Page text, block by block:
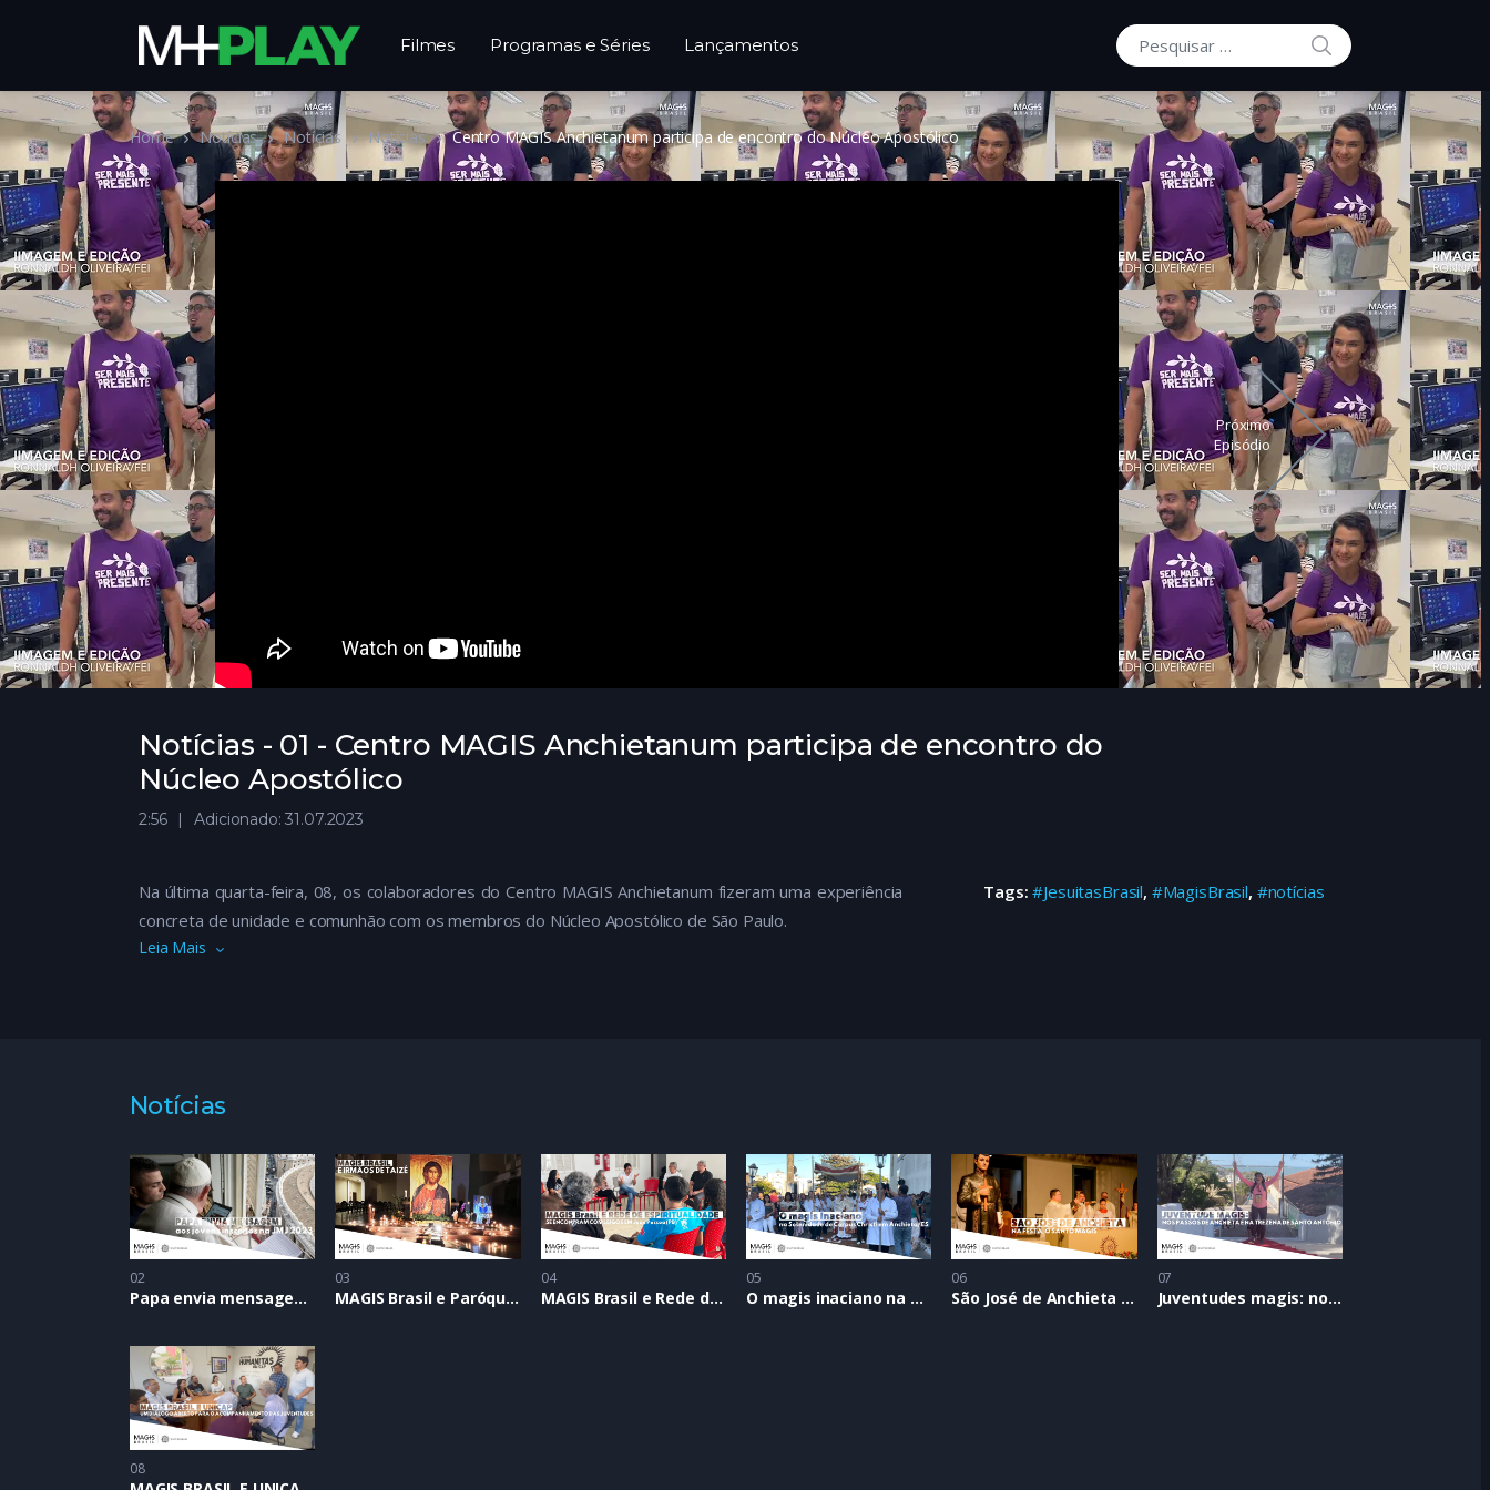
Filmes Programas e Séries Lançamentos
Procurar por:
PESQUISAR
Home Notícias Notícias Notícias Centro MAGIS Anchietanum participa de encontro do Núcleo Apostólico
Próximo
Episódio
Notícias - 01 - Centro MAGIS Anchietanum participa de encontro do
Núcleo Apostólico
2:56 Adicionado: 31.07.2023
Na última quarta-feira, 08, os colaboradores do Centro MAGIS Anchietanum fizeram uma experiência
concreta de unidade e comunhão com os membros do Núcleo Apostólico de São Paulo.
Leia Mais
Tags:#JesuitasBrasil, #MagisBrasil, #notícias
Notícias
02
Papa envia mensagem aos jovens inscritos na JMJ Lisboa 2023
03
MAGIS Brasil e Paróquia São Luís Gonzaga se unem para receber irmãos de Taizé
04
MAGIS Brasil e Rede de Espiritualidade se encontram com leigos em João Pessoa (PB)
05
O magis inaciano na Solenidade de Corpus Christi em Anchieta/ES
06
São José de Anchieta – Na festa, o santo magis
07
Juventudes magis: nos passos de Anchieta e na Trezena de Santo Antônio no Espírito Santo
08